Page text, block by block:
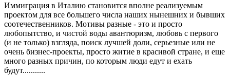
Иммиграция в Италию становится вполне реализуемым
проектом для все большего числа наших нынешних и бывших
соотечественников. Мотивы разные - это и просто
любопытство, и чистой воды авантюризм, любовь с первого
(и не только) взгляда, поиск лучшей доли, серьезные или не
очень бизнес-проекты, просто житие в красивой стране, и еще
много разных причин, по которым люди едут и ехать
будут...........